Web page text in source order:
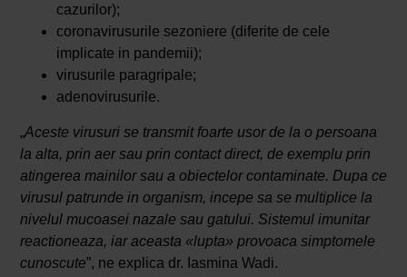
cazurilor);
coronavirusurile sezoniere (diferite de cele
implicate in pandemii);
virusurile paragripale;
adenovirusurile.
„Aceste virusuri se transmit foarte usor de la o persoana
la alta, prin aer sau prin contact direct, de exemplu prin
atingerea mainilor sau a obiectelor contaminate. Dupa ce
virusul patrunde in organism, incepe sa se multiplice la
nivelul mucoasei nazale sau gatului. Sistemul imunitar
reactioneaza, iar aceasta «lupta» provoaca simptomele
cunoscute”, ne explica dr. Iasmina Wadi.